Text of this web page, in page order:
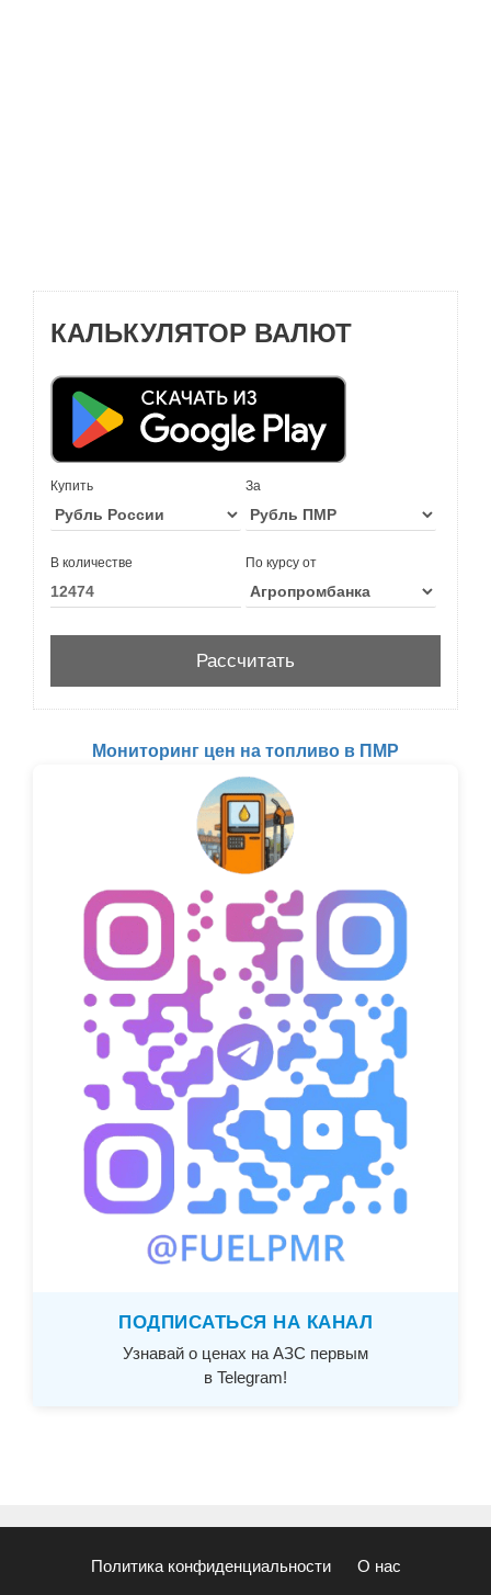
КАЛЬКУЛЯТОР ВАЛЮТ
Купить За
В количестве По курсу от
Мониторинг цен на топливо в ПМР
ПОДПИСАТЬСЯ НА КАНАЛ
Узнавай о ценах на АЗС первым
в Telegram!
Политика конфиденциальности О нас